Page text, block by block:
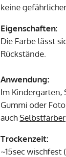
keine
Eigenschaften:
Die Farbe lässt
Rückstände.
Anwendung:
Im Kindergarten,
Gummi oder
auchSelbstfärber
Trockenzeit:
~15sec wischfest